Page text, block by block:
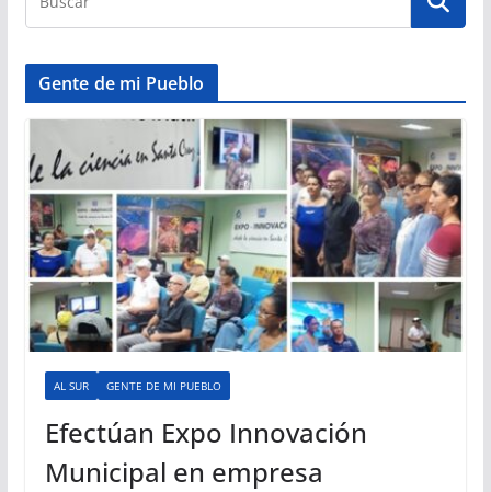
Gente de mi Pueblo
AL SUR GENTE DE MI PUEBLO
Efectúan Expo Innovación
Municipal en empresa